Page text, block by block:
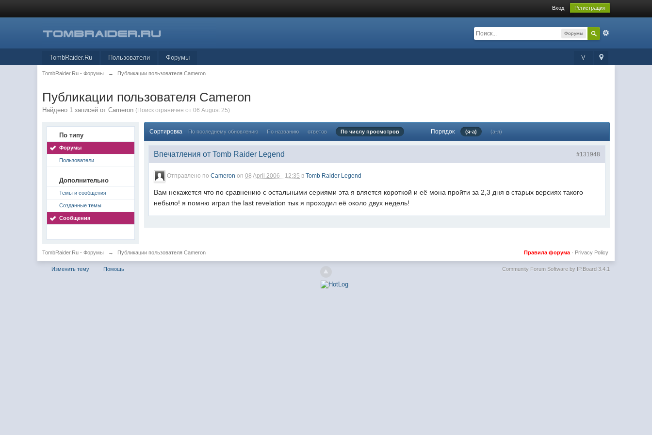
Вход Регистрация
Форумы
V
TombRaider.Ru Пользователи Форумы
TombRaider.Ru - Форумы → Публикации пользователя Cameron
Публикации пользователя Cameron
Найдено 1 записей от Cameron (Поиск ограничен от 06 August 25)
По типу
Форумы
Пользователи
Дополнительно
Темы и сообщения
Созданные темы
Сообщения
Сортировка По последнему обновлению По названию ответов По числу просмотров Порядок (я-а) (а-я)
#131948
Впечатления от Tomb Raider Legend
Отправлено поCameron on08 April 2006 - 12:35 вTomb Raider Legend
Вам некажется что по сравнению с остальными сериями эта я вляется короткой и её мона пройти за 2,3 дня в старых версиях такого
небыло! я помню играл the last revelation тык я проходил её около двух недель!
TombRaider.Ru - Форумы → Публикации пользователя Cameron Privacy Policy
Правила форума·
Изменить тему Помощь Community Forum Software by IP.Board 3.4.1